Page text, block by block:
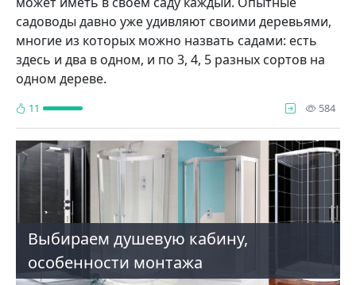
садоводы давно уже удивля­ют своими деревьями,
многие из которых можно на­звать садами: есть
здесь и два в одном, и по 3, 4, 5 разных сортов на
одном дереве.
11 584
Выбираем душевую кабину,
особенности монтажа